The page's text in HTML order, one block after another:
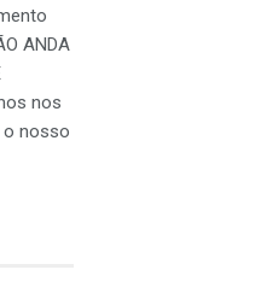
ANDA
nos
o nosso